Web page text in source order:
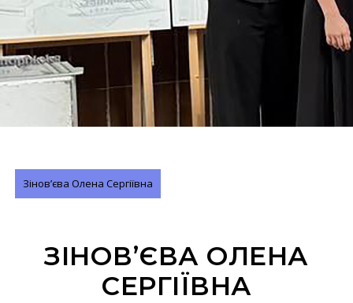
Зінов’єва Олена Сергіївна
ЗІНОВ’ЄВА ОЛЕНА
СЕРГІЇВНА